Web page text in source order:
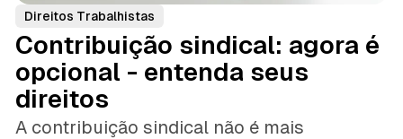
Direitos Trabalhistas
Contribuição sindical: agora é
opcional - entenda seus
direitos
A contribuição sindical não é mais